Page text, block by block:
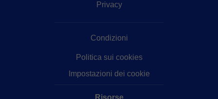
Privacy
Condizioni
Politica sui cookies
Impostazioni dei cookie
Risorse